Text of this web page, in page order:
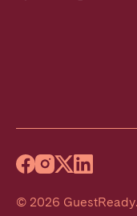
© 2026 GuestReady.